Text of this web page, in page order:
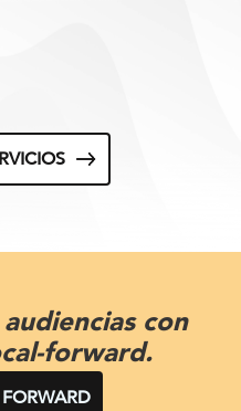
con
forward.